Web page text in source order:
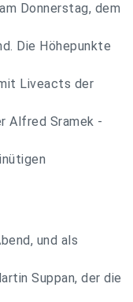
Donnerstag, dem
Die Höhepunkte
Liveacts der
Alfred Sramek -
und als
Suppan, der die